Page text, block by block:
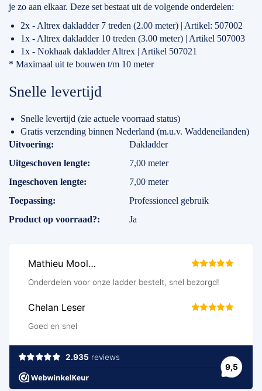
je zo aan elkaar. Deze set bestaat uit de volgende onderdelen:
2x - Altrex dakladder 7 treden (2.00 meter) | Artikel: 507002
1x - Altrex dakladder 10 treden (3.00 meter) | Artikel 507003
1x - Nokhaak dakladder Altrex | Artikel 507021
* Maximaal uit te bouwen t/m 10 meter
Snelle levertijd
Snelle levertijd (zie actuele voorraad status)
Gratis verzending binnen Nederland (m.u.v. Waddeneilanden)
Specificaties
Uitvoering
Dakladder
Uitgeschoven lengte
7,00 meter
Ingeschoven lengte
7,00 meter
Toepassing
Professioneel gebruik
Product op voorraad?
Ja